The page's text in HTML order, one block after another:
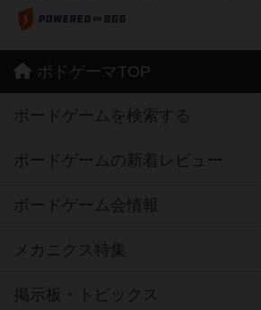
ボドゲーマTOP
ボードゲームを検索する
ボードゲームの新着レビュー
ボードゲーム会情報
メカニクス特集
掲示板・トピックス